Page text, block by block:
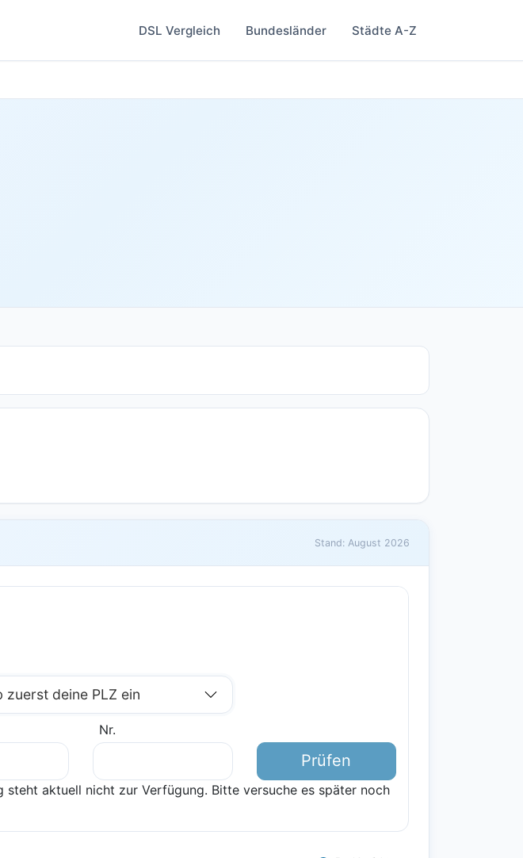
DSL Vergleich Bundesländer Städte A-Z
Stand: August 2026